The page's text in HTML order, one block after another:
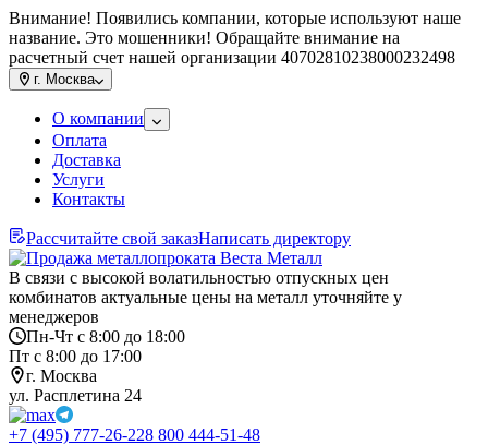
Внимание! Появились компании, которые используют наше
название. Это мошенники! Обращайте внимание на
расчетный счет нашей организации 40702810238000232498
г. Москва
О компании
Оплата
Доставка
Услуги
Контакты
Рассчитайте свой заказНаписать директору
В связи с высокой волатильностью отпускных цен
комбинатов актуальные цены на металл уточняйте у
менеджеров
Пн-Чт с 8:00 до 18:00
Пт с 8:00 до 17:00
г. Москва
ул. Расплетина 24
+7 (495) 777-26-228 800 444-51-48